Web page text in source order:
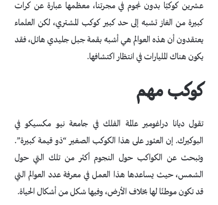
عشرين كوكبًا بدون نجوم في مجرتنا، معظمها عبارة عن كرات
كبيرة من الغاز تشبه إلى حد كبير كوكب المشتري، لكن العلماء
يعتقدون أن هذه العوالم هي أشبه بقمة جبل جليدي هائل، فقد
يكون هناك المليارات في انتظار اكتشافها.
كوكب مهم
تقول ديانا دراغومير عالمة الفلك في جامعة نيو مكسيكو في
البوكيرك. إن العثور على هذا الكوكب الصغير “ذو قيمة كبيرة”.
وتبحث عن الكواكب حول النجوم أكثر من تلك التي حول
الشمس، حيث يساعدها هذا العمل في معرفة عدد العوالم التي
قد تكون موطنًا لها بخلاف الأرض، وفيها شكل من أشكال الحياة.